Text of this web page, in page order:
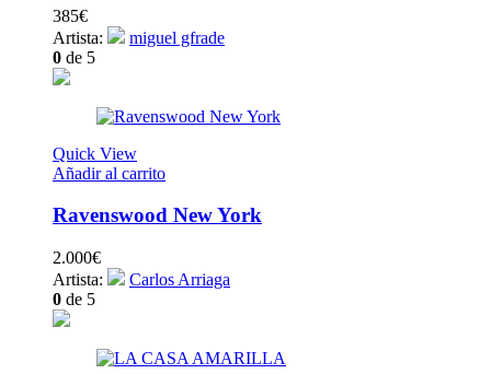
385€
Artista:
miguel gfrade
0 de 5
Quick View
Añadir al carrito
Ravenswood New York
2.000€
Artista:
Carlos Arriaga
0 de 5